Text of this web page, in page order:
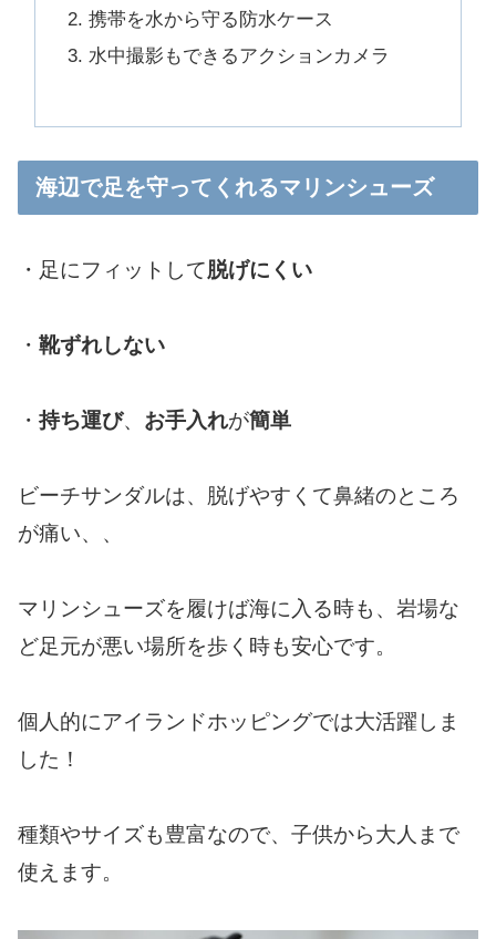
携帯を水から守る防水ケース
水中撮影もできるアクションカメラ
海辺で足を守ってくれるマリンシューズ
・足にフィットして脱げにくい
・ 靴ずれしない
・ 持ち運び、 お手入れが簡単
ビーチサンダルは、脱げやすくて鼻緒のところ
が痛い、、
マリンシューズを履けば海に入る時も、岩場な
ど足元が悪い場所を歩く時も安心です。
個人的にアイランドホッピングでは大活躍しま
した！
種類やサイズも豊富なので、子供から大人まで
使えます。